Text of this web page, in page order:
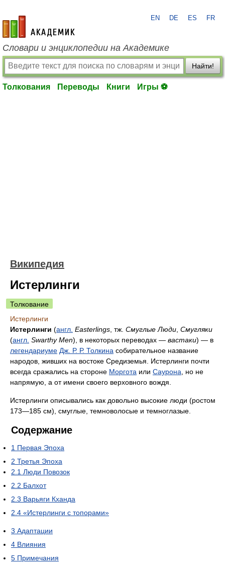
academic.ru
EN DE ES FR
Словари и энциклопедии на Академике
Найти!
Толкования Переводы Книги Игры ⚽
Википедия
Истерлинги
Толкование
Истерлинги
Истерлинги (англ. Easterlings , тж. Смуглые Люди Смугляки
(англ. Swarthy Men), в некоторых переводах — вастаки) — в
легендариуме Дж. Р. Р. Толкина собирательное название
народов, живших на востоке Средиземья. Истерлинги почти
всегда сражались на стороне Моргота или Саурона , но не
напрямую, а от имени своего верховного вождя.
Истерлинги описывались как довольно высокие люди (ростом
173—185 см), смуглые, темноволосые и темноглазые.
Содержание
1 Первая Эпоха
2 Третья Эпоха
2.1 Люди Повозок
2.2 Балхот
2.3 Варьяги Кханда
2.4 «Истерлинги с топорами»
3 Адаптации
4 Влияния
5 Примечания